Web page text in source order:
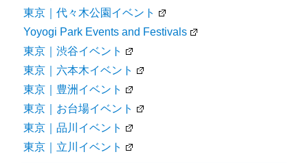
東京｜代々木公園イベント
Yoyogi Park Events and Festivals
東京｜渋谷イベント
東京｜六本木イベント
東京｜豊洲イベント
東京｜お台場イベント
東京｜品川イベント
東京｜立川イベント